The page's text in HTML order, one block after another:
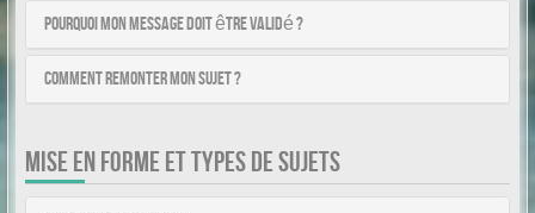
Pourquoi mon message doit être validé ?
Comment remonter mon sujet ?
MISE EN FORME ET TYPES DE SUJETS